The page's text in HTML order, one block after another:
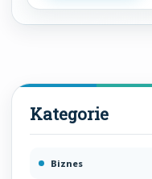
Biznes